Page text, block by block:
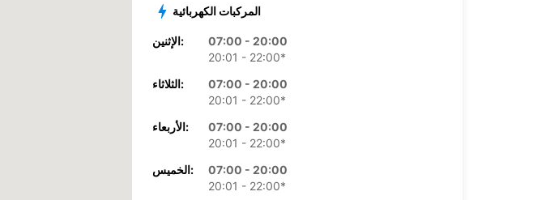
المركبات الكهربائية
الإثنين:
07:00 - 20:00
20:01 - 22:00*
الثلاثاء:
07:00 - 20:00
20:01 - 22:00*
الأربعاء:
07:00 - 20:00
20:01 - 22:00*
الخميس:
07:00 - 20:00
20:01 - 22:00*